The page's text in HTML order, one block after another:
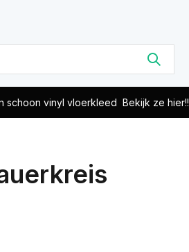
schoon vinyl vloerkleed Bekijk ze hier!!